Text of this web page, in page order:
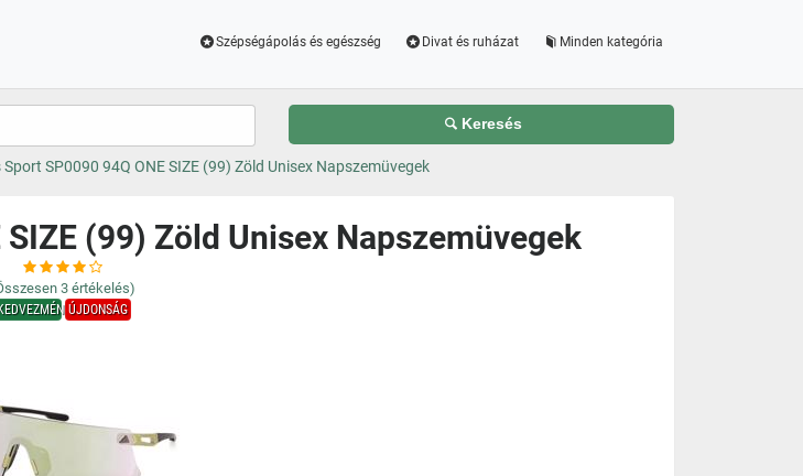
Szépségápolás és egészség Divat és ruházat Minden kategória
Keresés
SP0090 94Q ONE SIZE (99) Zöld Unisex Napszemüvegek
(99) Zöld Unisex Napszemüvegek
3 értékelés)
KEDVEZMÉNYÚJDONSÁG